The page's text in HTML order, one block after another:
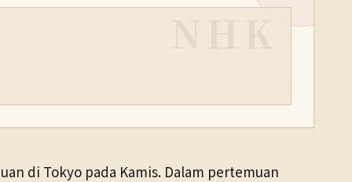
di Tokyo pada Kamis. Dalam pertemuan